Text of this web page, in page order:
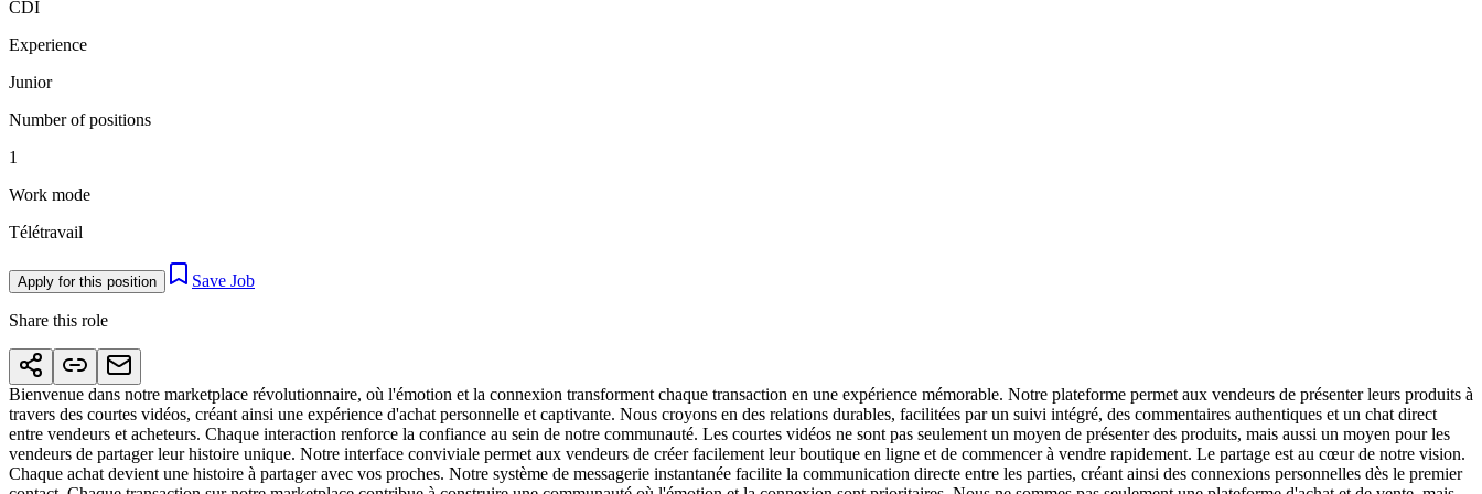
CDI
Experience
Junior
Number of positions
1
Work mode
Télétravail
Apply for this position Save Job
Share this role
Bienvenue dans notre marketplace révolutionnaire, où l'émotion et la connexion transforment chaque transaction en une expérience mémorable. Notre plateforme permet aux vendeurs de présenter leurs produits à
travers des courtes vidéos, créant ainsi une expérience d'achat personnelle et captivante. Nous croyons en des relations durables, facilitées par un suivi intégré, des commentaires authentiques et un chat direct
entre vendeurs et acheteurs. Chaque interaction renforce la confiance au sein de notre communauté. Les courtes vidéos ne sont pas seulement un moyen de présenter des produits, mais aussi un moyen pour les
vendeurs de partager leur histoire unique. Notre interface conviviale permet aux vendeurs de créer facilement leur boutique en ligne et de commencer à vendre rapidement. Le partage est au cœur de notre vision.
Chaque achat devient une histoire à partager avec vos proches. Notre système de messagerie instantanée facilite la communication directe entre les parties, créant ainsi des connexions personnelles dès le premier